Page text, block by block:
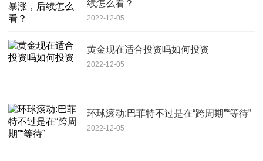
续怎么看？
2022-12-05
黄金现在适合投资吗如何投资
2022-12-05
环球滚动:巴菲特不过是在“跨周期”“等待”
2022-12-05